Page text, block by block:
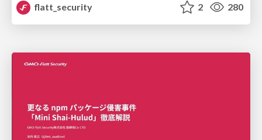
flatt_security
2 280